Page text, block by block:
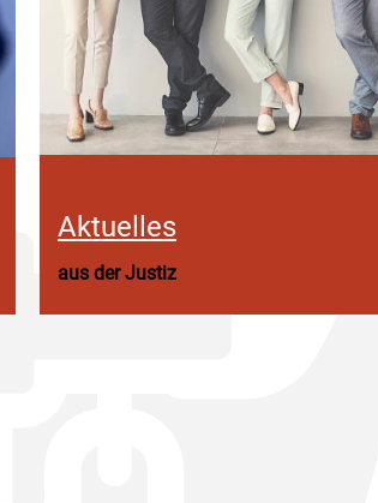
Aktuelles
aus der Justiz